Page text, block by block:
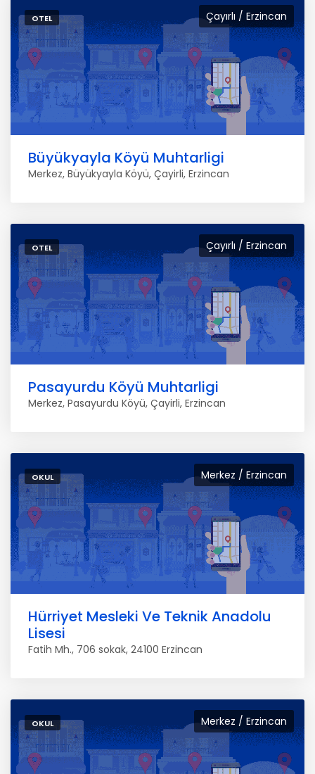
Çayırlı / Erzincan
OTEL
Büyükyayla Köyü Muhtarligi
Merkez, Büyükyayla Köyü, Çayirli, Erzincan
Çayırlı / Erzincan
OTEL
Pasayurdu Köyü Muhtarligi
Merkez, Pasayurdu Köyü, Çayirli, Erzincan
Merkez / Erzincan
OKUL
Hürriyet Mesleki Ve Teknik Anadolu
Lisesi
Fatih Mh., 706 sokak, 24100 Erzincan
Merkez / Erzincan
OKUL